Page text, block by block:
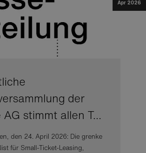
Apr 2026
der
AG stimmt allen T…
den 24. April 2026: Die grenke
für Small-Ticket-Leasing,